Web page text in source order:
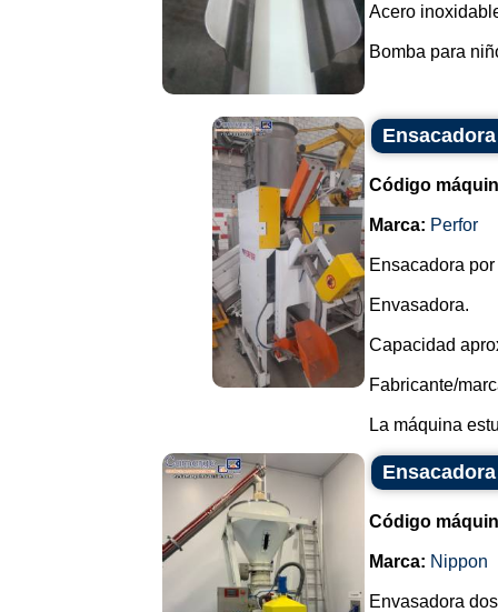
Acero
Bomba para
Código
Marca: Perfor
Ensacadora
Envasadora.
Capacidad
Fabricante/
La máquina
Código
Marca: Nippon
Envasadora